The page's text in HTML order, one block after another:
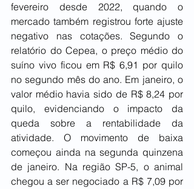
fevereiro desde 2022, quando o
mercado também registrou forte ajuste
negativo nas cotações. Segundo o
relatório do Cepea, o preço médio do
suíno vivo ficou em R$ 6,91 por quilo
no segundo mês do ano. Em janeiro, o
valor médio havia sido de R$ 8,24 por
quilo, evidenciando o impacto da
queda sobre a rentabilidade da
atividade. O movimento de baixa
começou ainda na segunda quinzena
de janeiro. Na região SP-5, o animal
chegou a ser negociado a R$ 7,09 por